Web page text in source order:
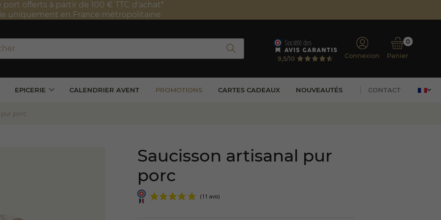
offerts à partir de 100 € TTC d'achat*
uniquement en France métropolitaine
9,5/10 Connexion Panier
0
EPICERIE CALENDRIER AVENT PROMOTIONS CARTES CADEAUX NOUVEAUTÉS CONTACT
pur porc
Saucisson artisanal pur
porc